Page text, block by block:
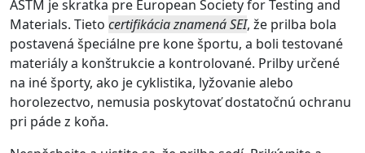
ASTM je skratka pre European Society for Testing and
Materials. Tieto certifikácia znamená SEI, že prilba bola
postavená špeciálne pre kone športu, a boli testované
materiály a konštrukcie a kontrolované. Prilby určené
na iné športy, ako je cyklistika, lyžovanie alebo
horolezectvo, nemusia poskytovať dostatočnú ochranu
pri páde z koňa.